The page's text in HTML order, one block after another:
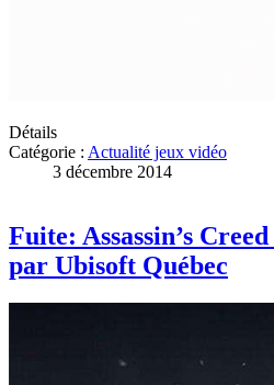
Détails
Catégorie : Actualité jeux vidéo
3 décembre 2014
Fuite: Assassin’s
par Ubisoft Québec